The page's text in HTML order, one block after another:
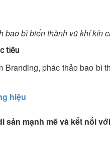
bao bì biến thành vũ khí kín
tiêu
Branding, phác thảo bao bì
hiệu
sản mạnh mẽ và kết nối